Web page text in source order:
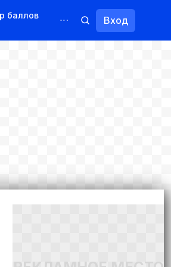
баллов
Вход